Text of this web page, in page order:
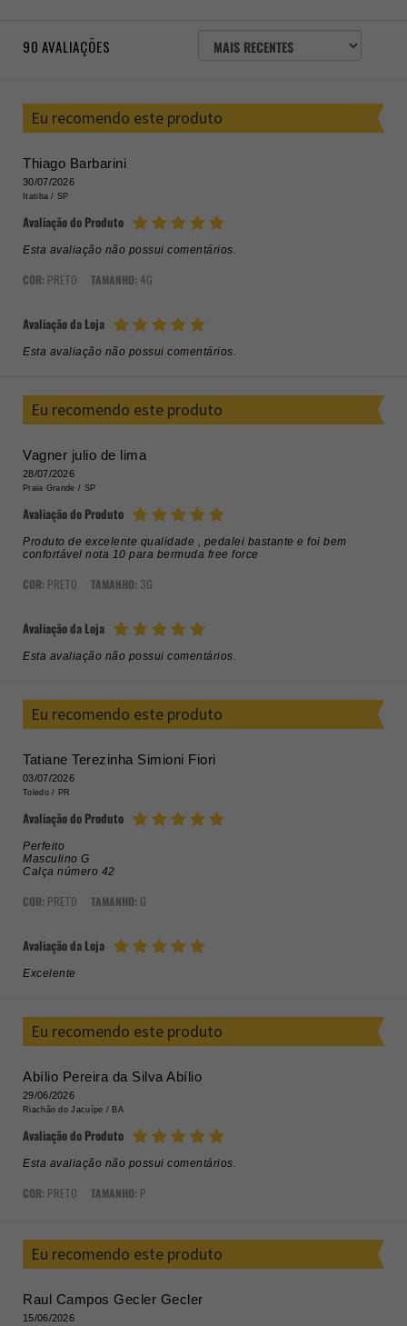
90 AVALIAÇÕES
ORDENAR
AVALIAÇÕES
Eu recomendo este produto
Thiago Barbarini
30/07/2026
Itatiba / SP
Avaliação do Produto
Esta avaliação não possui comentários.
COR: PRETO TAMANHO: 4G
Avaliação da Loja
Esta avaliação não possui comentários.
Eu recomendo este produto
Vagner julio de lima
28/07/2026
Praia Grande / SP
Avaliação do Produto
Produto de excelente qualidade , pedalei bastante e foi bem
confortável nota 10 para bermuda free force
COR: PRETO TAMANHO: 3G
Avaliação da Loja
Esta avaliação não possui comentários.
Eu recomendo este produto
Tatiane Terezinha Simioni Fiori
03/07/2026
Toledo / PR
Avaliação do Produto
Perfeito
Masculino G
Calça número 42
COR: PRETO TAMANHO: G
Avaliação da Loja
Excelente
Eu recomendo este produto
Abílio Pereira da Silva Abílio
29/06/2026
Riachão do Jacuípe / BA
Avaliação do Produto
Esta avaliação não possui comentários.
COR: PRETO TAMANHO: P
Eu recomendo este produto
Raul Campos Gecler Gecler
15/06/2026